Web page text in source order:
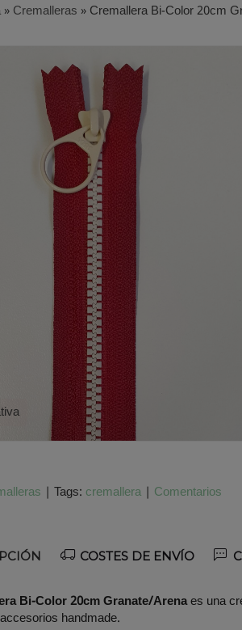
»Cremalleras »Cremallera Bi-Color 20cm
| Tags: cremallera | Comentarios
COSTES DE ENVÍO
Bi-Color 20cm Granate/Arenaes una
handmade.